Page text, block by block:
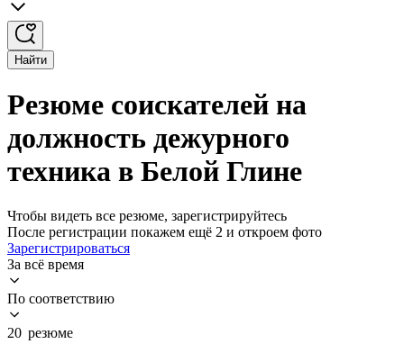
Найти
Резюме соискателей на
должность дежурного
техника в Белой Глине
Чтобы видеть все резюме, зарегистрируйтесь
После регистрации покажем ещё 2 и откроем фото
Зарегистрироваться
За всё время
По соответствию
20 резюме